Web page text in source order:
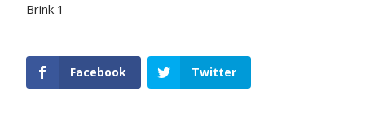
Brink 1
Facebook Twitter